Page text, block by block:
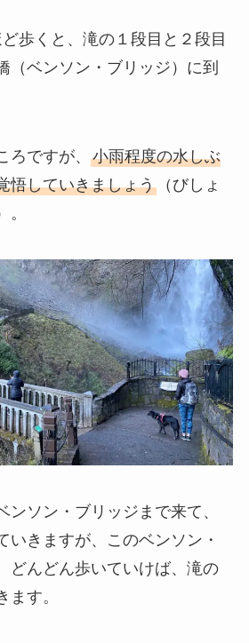
歩くと、滝の１段目と２段目
（ベンソン・ブリッジ）に到
ろですが、 小雨程度の水しぶ
悟していきましょう（びしょ
ンソン・ブリッジまで来て、
いきますが、このベンソン・
どんどん歩いていけば、滝の
ます。